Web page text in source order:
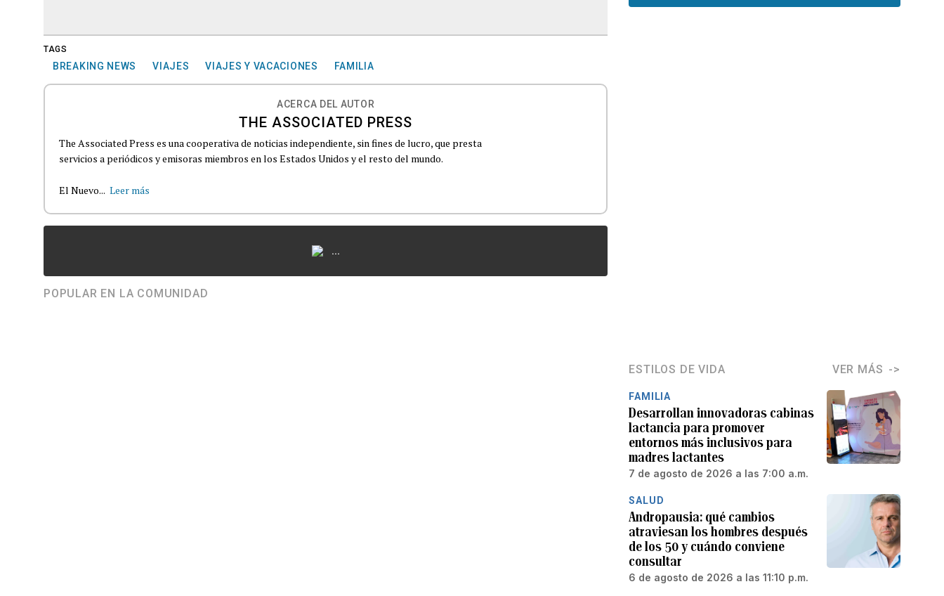
TAGS
BREAKING NEWS VIAJES VIAJES Y VACACIONES FAMILIA
ACERCA DEL AUTOR
THE ASSOCIATED PRESS
The Associated Press es una cooperativa de noticias independiente, sin fines de lucro, que presta
servicios a periódicos y emisoras miembros en los Estados Unidos y el resto del mundo.
El Nuevo... Leer más
...
POPULAR EN LA COMUNIDAD
ESTILOS DE VIDA VER MÁS
FAMILIA
Desarrollan innovadoras cabinas
lactancia para promover
entornos más inclusivos para
madres lactantes
7 de agosto de 2026 a las 7:00 a.m.
SALUD
Andropausia: qué cambios
atraviesan los hombres después
de los 50 y cuándo conviene
consultar
6 de agosto de 2026 a las 11:10 p.m.